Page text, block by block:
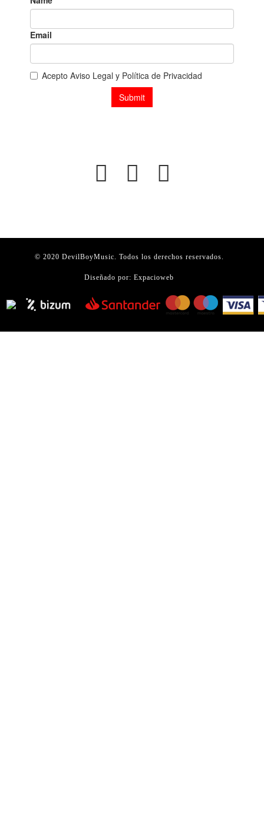
© 2020 DevilBoyMusic. Todos los derechos reservados.
Diseñado por: Expacioweb